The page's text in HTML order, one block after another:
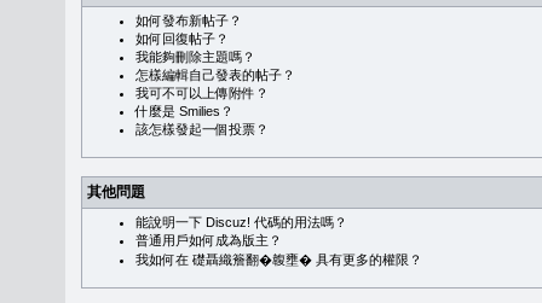
如何發布新帖子？
如何回復帖子？
我能夠刪除主題嗎？
怎樣編輯自己發表的帖子？
我可不可以上傳附件？
什麼是 Smilies？
該怎樣發起一個投票？
其他問題
能說明一下 Discuz! 代碼的用法嗎？
普通用戶如何成為版主？
我如何在 礎聶織簷翻�䪖壅� 具有更多的權限？